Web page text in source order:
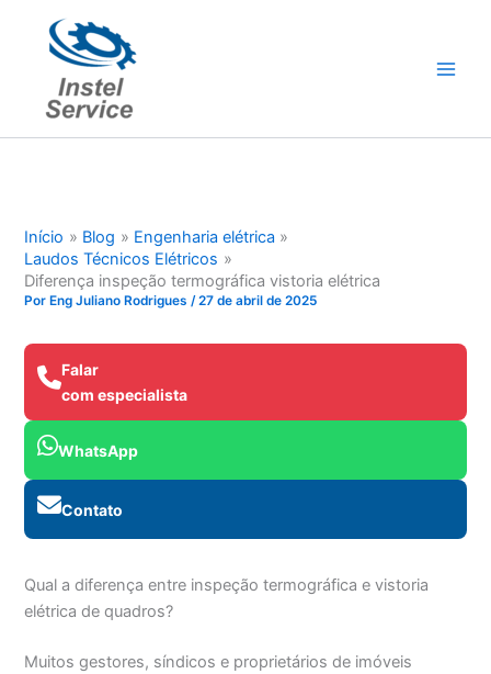
conteúdo
Início Blog
Engenharia elétrica
Laudos Técnicos Elétricos
Diferença inspeção termográfica vistoria elétrica
Por Eng Juliano Rodrigues/27 de abril de 2025
Falar
com especialista
WhatsApp
Contato
Qual a diferença entre inspeção termográfica e vistoria
elétrica de quadros?
Muitos gestores, síndicos e proprietários de imóveis